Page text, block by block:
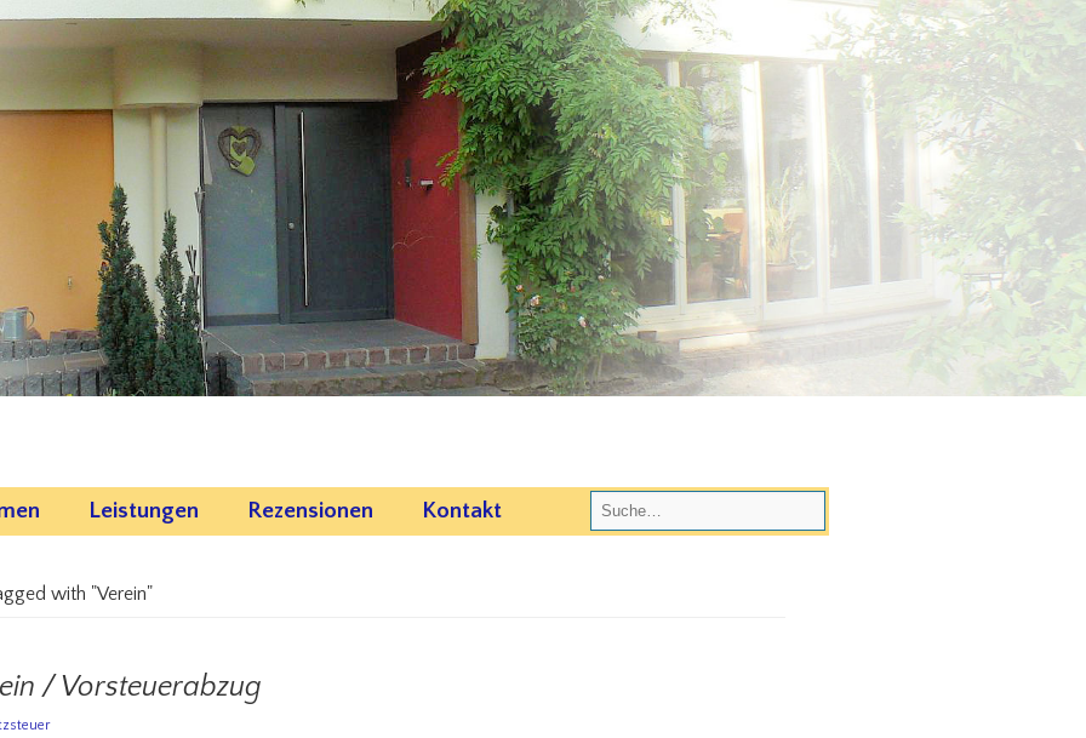
Leistungen Rezensionen Kontakt
with "Verein"
/ Vorsteuerabzug